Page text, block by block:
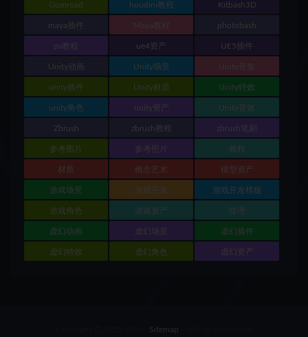
Gumroad houdini教程 Kitbash3D
maya插件 Maya教程 photobash
ps教程 ue4资产 UE5插件
Unity动画 Unity场景 Unity开发
unity插件 Unity材质 Unity特效
unity角色 unity资产 Unity音效
Zbrush zbrush教程 zbrush笔刷
参考图片 参考照片 教程
材质 概念艺术 模型资产
游戏场景 游戏开发 游戏开发模板
游戏角色 游戏资产 纹理
虚幻动画 虚幻场景 虚幻插件
虚幻特效 虚幻角色 虚幻资产
Sitemap